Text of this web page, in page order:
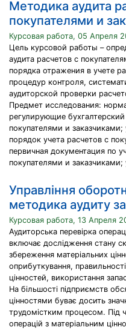
Методика аудита
покупателями и
Курсовая работа, 05 Апреля
Цель курсовой работы –
аудита расчетов с
порядка отражения в учете
процедур контроля,
аудиторской проверки
Предмет исследования:
регулирующие
покупателями и
порядок учета расчетов с
первичная документация по
покупателями и
Управління
методика аудиту
Курсовая работа, 13 Апреля
Аудиторська перевірка
включає дослідження стану
збереження матеріальних
оприбуткування,
цінностей, використання
На більшості підприємств
цінностями буває досить
трудомістким процесом. Під
операцій з матеріальним